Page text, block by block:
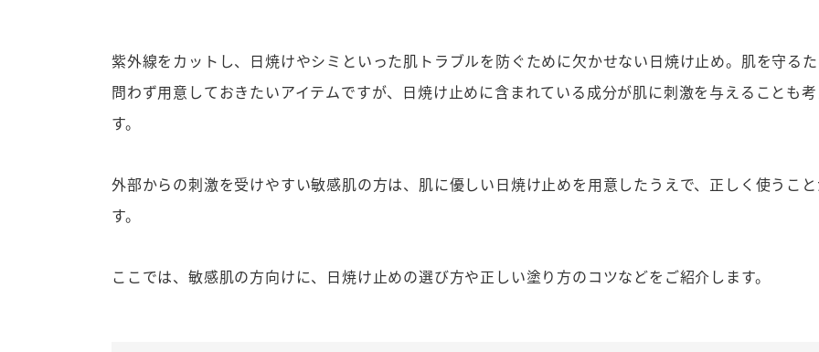
紫外線をカットし、日焼けやシミといった肌トラブルを防ぐために欠かせない日焼け止め。肌を守る
問わず用意しておきたいアイテムですが、日焼け止めに含まれている成分が肌に刺激を与えることも
す。
外部からの刺激を受けやすい敏感肌の方は、肌に優しい日焼け止めを用意したうえで、正しく使うこ
す。
ここでは、敏感肌の方向けに、日焼け止めの選び方や正しい塗り方のコツなどをご紹介します。